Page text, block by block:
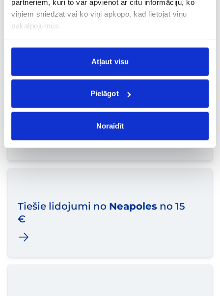
partneriem, kuri to var apvienot ar citu informāciju, ko
viņiem sniedzat vai ko viņi apkopo, kad lietojat viņu
pakalpojumus.
Atļaut visu
Pielāgot
Noraidīt
Tiešie lidojumi no
Tiešie lidojumi noTenerifesno 15
Tiešie lidojumi no Neapoles no 15
€